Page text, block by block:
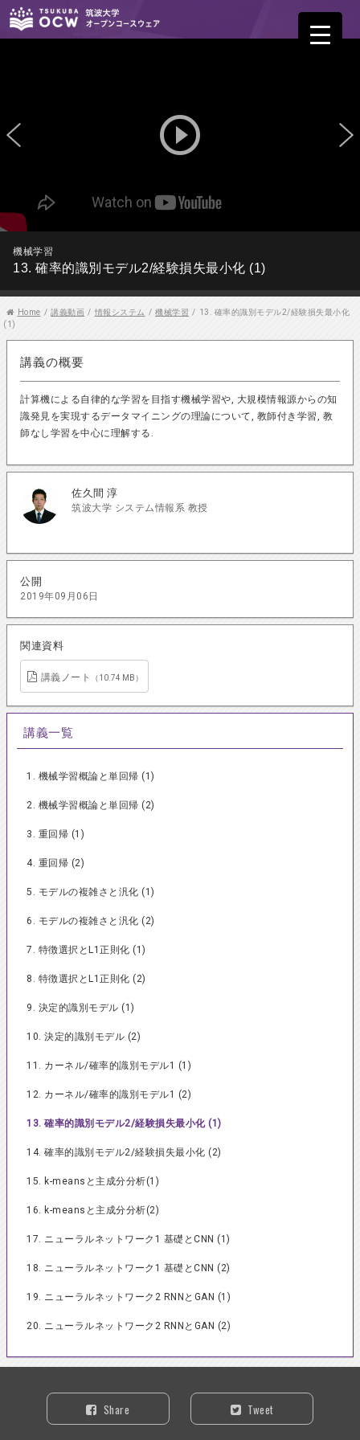
play_circle_outline
機械学習
13. 確率的識別モデル2/経験損失最小化 (1)
Home / 講義動画 / 情報システム / 機械学習 / 13. 確率的識別モデル2/経験損失最小化
(1)
講義の概要
計算機による自律的な学習を目指す機械学習や, 大規模情報源からの知
識発見を実現するデータマイニングの理論について, 教師付き学習, 教
師なし学習を中心に理解する.
佐久間 淳
筑波大学 システム情報系 教授
公開
2019年09月06日
関連資料
講義ノート （10.74 MB）
講義一覧
1. 機械学習概論と単回帰 (1)
2. 機械学習概論と単回帰 (2)
3. 重回帰 (1)
4. 重回帰 (2)
5. モデルの複雑さと汎化 (1)
6. モデルの複雑さと汎化 (2)
7. 特徴選択とL1正則化 (1)
8. 特徴選択とL1正則化 (2)
9. 決定的識別モデル (1)
10. 決定的識別モデル (2)
11. カーネル/確率的識別モデル1 (1)
12. カーネル/確率的識別モデル1 (2)
13. 確率的識別モデル2/経験損失最小化 (1)
14. 確率的識別モデル2/経験損失最小化 (2)
15. k-meansと主成分分析(1)
16. k-meansと主成分分析(2)
17. ニューラルネットワーク1 基礎とCNN (1)
18. ニューラルネットワーク1 基礎とCNN (2)
19. ニューラルネットワーク2 RNNとGAN (1)
20. ニューラルネットワーク2 RNNとGAN (2)
Share Tweet